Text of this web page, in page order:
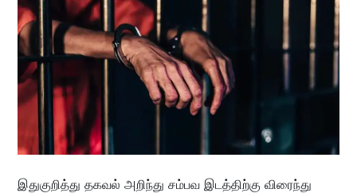
இதுகுறித்து தகவல் அறிந்து சம்பவ இடத்திற்கு விரைந்து